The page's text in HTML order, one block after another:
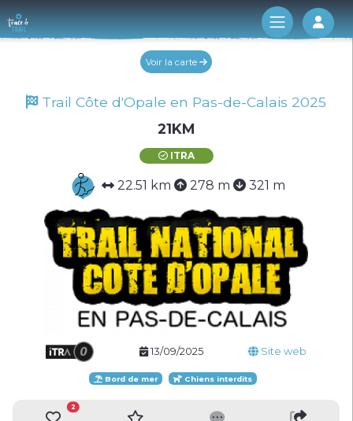
Log
Voir la carte
Trail Côte d'Opale en Pas-de-Calais 2025
21KM
ITRA
22.51 km 278 m 321 m
13/09/2025 Site web
Bord de mer Chiens interdits
2